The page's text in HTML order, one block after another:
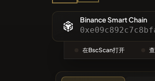
Binance Smart Chain
在BscScan打开